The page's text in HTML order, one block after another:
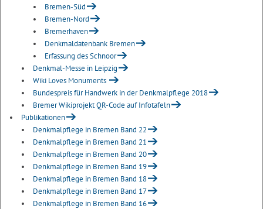
Bremen-Süd
Bremen-Nord
Bremerhaven
Denkmaldatenbank Bremen
Erfassung des Schnoor
Denkmal-Messe in Leipzig
Wiki Loves Monuments
Bundespreis für Handwerk in der Denkmalpflege 2018
Bremer Wikiprojekt QR-Code auf Infotafeln
Publikationen
Denkmalpflege in Bremen Band 22
Denkmalpflege in Bremen Band 21
Denkmalpflege in Bremen Band 20
Denkmalpflege in Bremen Band 19
Denkmalpflege in Bremen Band 18
Denkmalpflege in Bremen Band 17
Denkmalpflege in Bremen Band 16